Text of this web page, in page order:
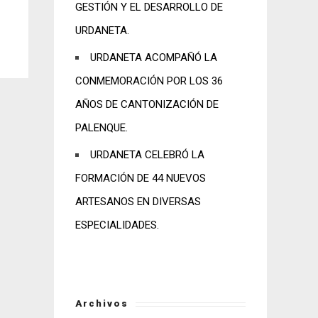
GESTIÓN Y EL DESARROLLO DE
URDANETA.
URDANETA ACOMPAÑÓ LA
CONMEMORACIÓN POR LOS 36
AÑOS DE CANTONIZACIÓN DE
PALENQUE.
URDANETA CELEBRÓ LA
FORMACIÓN DE 44 NUEVOS
ARTESANOS EN DIVERSAS
ESPECIALIDADES.
Archivos